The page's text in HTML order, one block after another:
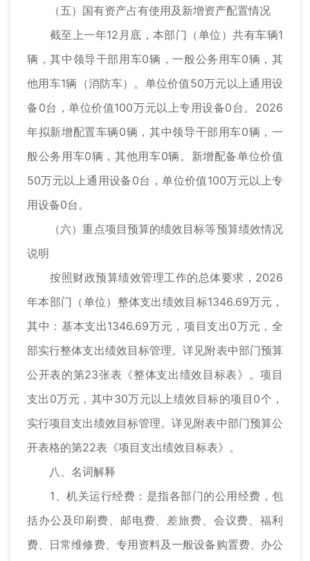
（五）国有资产占有使用及新增资产配置情况
截至上一年12月底，本部门（单位）共有车辆1
辆，其中领导干部用车0辆，一般公务用车0辆，其
他用车1辆（消防车）。单位价值50万元以上通用设
备0台，单位价值100万元以上专用设备0台。2026
年拟新增配置车辆0辆，其中领导干部用车0辆，一
般公务用车0辆，其他用车0辆。新增配备单位价值
50万元以上通用设备0台，单位价值100万元以上专
用设备0台。
（六）重点项目预算的绩效目标等预算绩效情况
说明
按照财政预算绩效管理工作的总体要求，2026
年本部门（单位）整体支出绩效目标1346.69万元，
其中：基本支出1346.69万元，项目支出0万元，全
部实行整体支出绩效目标管理。详见附表中部门预算
公开表的第23张表《整体支出绩效目标表》。项目
支出0万元，其中30万元以上绩效目标的项目0个，
实行项目支出绩效目标管理。详见附表中部门预算公
开表格的第22表《项目支出绩效目标表》。
八、名词解释
1、机关运行经费：是指各部门的公用经费，包
括办公及印刷费、邮电费、差旅费、会议费、福利
费、日常维修费、专用资料及一般设备购置费、办公